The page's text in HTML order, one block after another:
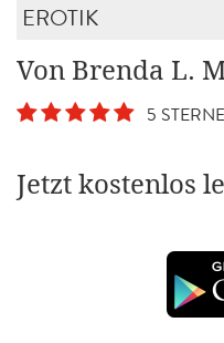
EROTIK
Von Brenda L.
5
Jetzt kostenlos